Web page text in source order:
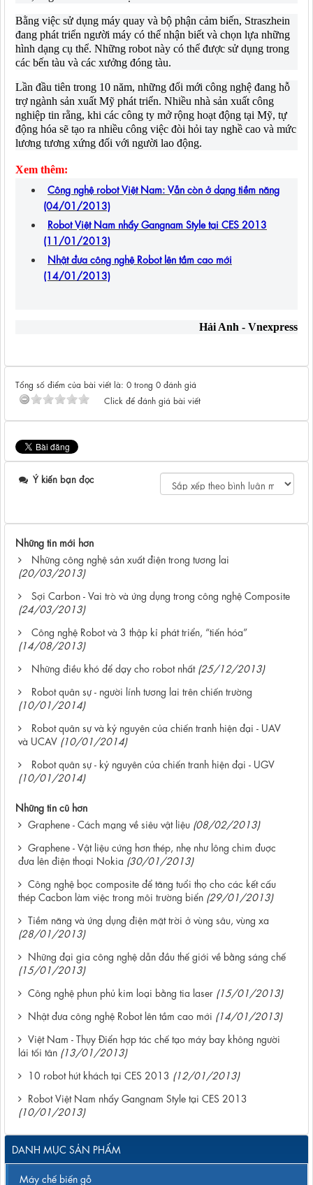
Bằng việc sử dụng máy quay và bộ phận cảm biến, Straszhein
đang phát triển người máy có thể nhận biết và chọn lựa những
hình dạng cụ thể. Những robot này có thể được sử dụng trong
các bến tàu và các xưởng đóng tàu.
Lần đầu tiên trong 10 năm, những đổi mới công nghệ đang hỗ
trợ ngành sản xuất Mỹ phát triển. Nhiều nhà sản xuất công
nghiệp tin rằng, khi các công ty mở rộng hoạt động tại Mỹ, tự
động hóa sẽ tạo ra nhiều công việc đòi hỏi tay nghề cao và mức
lương tương xứng đối với người lao động.
Xem thêm:
Công nghệ robot Việt Nam: Vẫn còn ở dạng tiềm năng
(04/01/2013)
Robot Việt Nam nhẩy Gangnam Style tại CES 2013
(11/01/2013)
Nhật đưa công nghệ Robot lên tầm cao mới
(14/01/2013)
Hải Anh - Vnexpress
Tổng số điểm của bài viết là: 0 trong 0 đánh giá
Click để đánh giá bài viết
Ý kiến bạn đọc
Những tin mới hơn
Những công nghệ sản xuất điện trong tương lai
(20/03/2013)
Sợi Carbon - Vai trò và ứng dụng trong công nghệ Composite
(24/03/2013)
Công nghệ Robot và 3 thập kỉ phát triển, “tiến hóa”
(14/08/2013)
Những điều khó để dạy cho robot nhất (25/12/2013)
Robot quân sự - người lính tương lai trên chiến trường
(10/01/2014)
Robot quân sự và kỷ nguyên của chiến tranh hiện đại - UAV
và UCAV (10/01/2014)
Robot quân sự - kỷ nguyên của chiến tranh hiện đại - UGV
(10/01/2014)
Những tin cũ hơn
Graphene - Cách mạng về siêu vật liệu (08/02/2013)
Graphene - Vật liệu cứng hơn thép, nhẹ như lông chim đuợc
đưa lên điện thoại Nokia (30/01/2013)
Công nghệ bọc composite để tăng tuổi thọ cho các kết cấu
thép Cacbon làm việc trong môi trường biển (29/01/2013)
Tiềm năng và ứng dụng điện mặt trời ở vùng sâu, vùng xa
(28/01/2013)
Những đại gia công nghệ dẫn đầu thế giới về bằng sáng chế
(15/01/2013)
Công nghệ phun phủ kim loại bằng tia laser (15/01/2013)
Nhật đưa công nghệ Robot lên tầm cao mới (14/01/2013)
Việt Nam - Thụy Điển hợp tác chế tạo máy bay không người
lái tối tân (13/01/2013)
10 robot hút khách tại CES 2013 (12/01/2013)
Robot Việt Nam nhẩy Gangnam Style tại CES 2013
(10/01/2013)
DANH MỤC SẢN PHẨM
Máy chế biến gỗ